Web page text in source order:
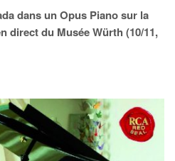
dans un Opus Piano sur la
direct du Musée Würth (10/11,